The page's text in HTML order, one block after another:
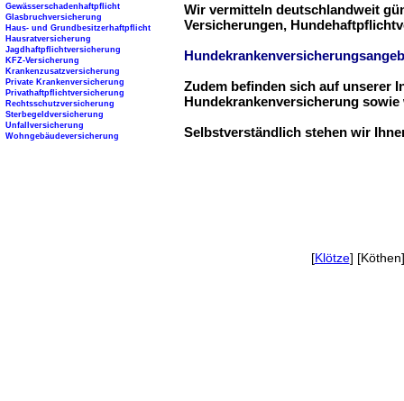
Wir vermitteln deutschlandweit
Versicherungen,
Zudem befinden sich auf unserer
Hundekrankenversicherung
Selbstverständlich stehen wir
Gewässerschadenhaftpflicht
Glasbruchversicherung
Haus- und Grundbesitzerhaftpflicht
Hausratversicherung
Jagdhaftpflichtversicherung
KFZ-Versicherung
Krankenzusatzversicherung
Private Krankenversicherung
Privathaftpflichtversicherung
Rechtsschutzversicherung
Sterbegeldversicherung
Unfallversicherung
Wohngebäudeversicherung
[Klötze]